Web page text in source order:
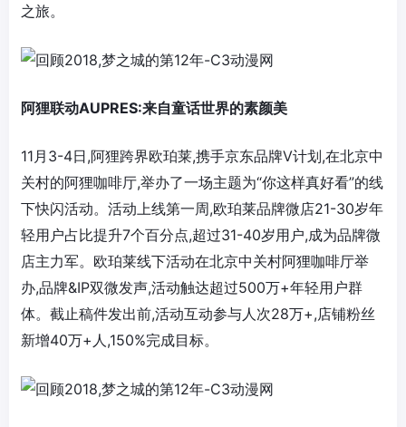
之旅。
阿狸联动AUPRES:来自童话世界的素颜美
11月3-4日,阿狸跨界欧珀莱,携手京东品牌V计划,在北京中
关村的阿狸咖啡厅,举办了一场主题为“你这样真好看”的线
下快闪活动。活动上线第一周,欧珀莱品牌微店21-30岁年
轻用户占比提升7个百分点,超过31-40岁用户,成为品牌微
店主力军。欧珀莱线下活动在北京中关村阿狸咖啡厅举
办,品牌&IP双微发声,活动触达超过500万+年轻用户群
体。截止稿件发出前,活动互动参与人次28万+,店铺粉丝
新增40万+人,150%完成目标。